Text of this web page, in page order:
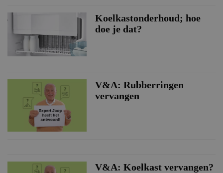
Koelkastonderhoud; hoe
doe je dat?
V&A: Rubberringen
vervangen
V&A: Koelkast vervangen?